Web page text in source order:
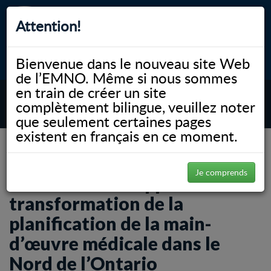
Attention!
Bienvenue dans le nouveau site Web
de l’EMNO. Même si nous sommes
en train de créer un site
complètement bilingue, veuillez noter
que seulement certaines pages
existent en français en ce moment.
Je comprends
myNOSM Accessibilité A- A+ English
MENU
NOSM.ca
News
Un bienfaiteur appuie la
transformation de la
planification de la main-
d’œuvre médicale dans le
Nord de l’Ontario